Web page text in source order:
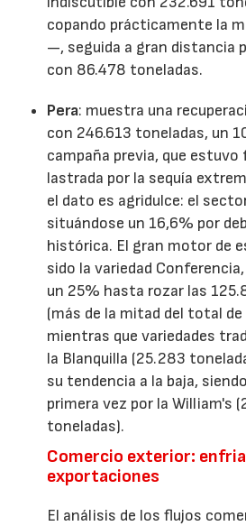
copando prácticamente la
—, seguida a gran distancia
con 86.478 toneladas.
Pera: muestra una
con 246.613 toneladas, un
campaña previa, que
lastrada por la sequía
el dato es agridulce: el
situándose un 16,6% por
histórica. El gran motor de
sido la variedad
un 25% hasta rozar las
(más de la mitad del total de
mientras que variedades
la Blanquilla (25.283
su tendencia a la baja,
primera vez por la William's
toneladas).
Comercio exterior:
exportaciones
El análisis de los flujos